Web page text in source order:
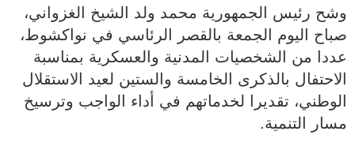
وشح رئيس الجمهورية محمد ولد الشيخ الغزواني،
صباح اليوم الجمعة بالقصر الرئاسي في نواكشوط،
عددا من الشخصيات المدنية والعسكرية بمناسبة
الاحتفال بالذكرى الخامسة والستين لعيد الاستقلال
الوطني، تقديرا لخدماتهم في أداء الواجب وترسيخ
مسار التنمية.